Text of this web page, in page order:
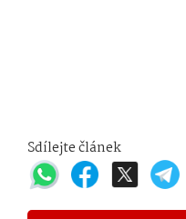
Sdílejte článek